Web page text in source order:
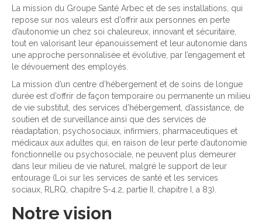
La mission du Groupe Santé Arbec et de ses installations, qui
repose sur nos valeurs est d’offrir aux personnes en perte
d’autonomie un chez soi chaleureux, innovant et sécuritaire,
tout en valorisant leur épanouissement et leur autonomie dans
une approche personnalisée et évolutive, par l’engagement et
le dévouement des employés.
La mission d’un centre d’hébergement et de soins de longue
durée est d’offrir de façon temporaire ou permanente un milieu
de vie substitut, des services d’hébergement, d’assistance, de
soutien et de surveillance ainsi que des services de
réadaptation, psychosociaux, infirmiers, pharmaceutiques et
médicaux aux adultes qui, en raison de leur perte d’autonomie
fonctionnelle ou psychosociale, ne peuvent plus demeurer
dans leur milieu de vie naturel, malgré le support de leur
entourage (Loi sur les services de santé et les services
sociaux, RLRQ, chapitre S-4.2, partie II, chapitre I, a 83).
Notre vision